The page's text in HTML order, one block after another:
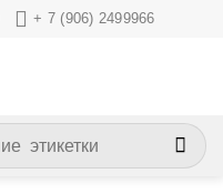
+ 7 (906) 2499966